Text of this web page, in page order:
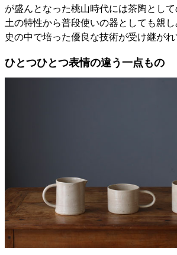
が盛んとなった桃山時代には茶陶とし
土の特性から普段使いの器としても親
史の中で培った優良な技術が受け継がれ
ひとつひとつ表情の違う一点もの